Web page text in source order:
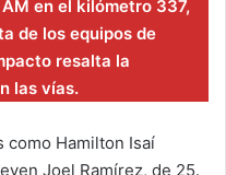
en el kilómetro 337,
de los equipos de
resalta la
las vías.
Hamilton Isaí
Joel Ramírez, de 25.